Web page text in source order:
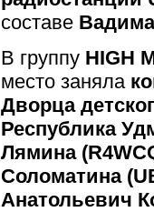
составе
В группу HIGH
место заняла
Дворца
Республика
Лямина
Соломатина
Анатольевич